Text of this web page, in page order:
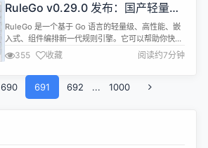
箭，称雄AI解决方案及服务。 刘军表示，在AI解决方
案及服务方面，联...
RuleGo v0.29.0 发布：国产轻量
级、全场景、新一代组件编排规则引
擎
RuleGo 是一个基于 Go 语言的轻量级、高性能、嵌
入式、组件编排新一代规则引擎。它可以帮助你快速
构建低耦合、灵活的系统，实现复杂的业务逻辑。
RuleGo 还提供大量可复用的组件，支持对数据进行
聚合、过滤、分发、转换、丰富和执行各种动作，也
能和各种协议、系统进行联动和集成。让你快人一步
实现自动化营销、物联网、应用集成等解决方案。 该
355 收藏 阅读约7分钟
690 691 692 ... 1000